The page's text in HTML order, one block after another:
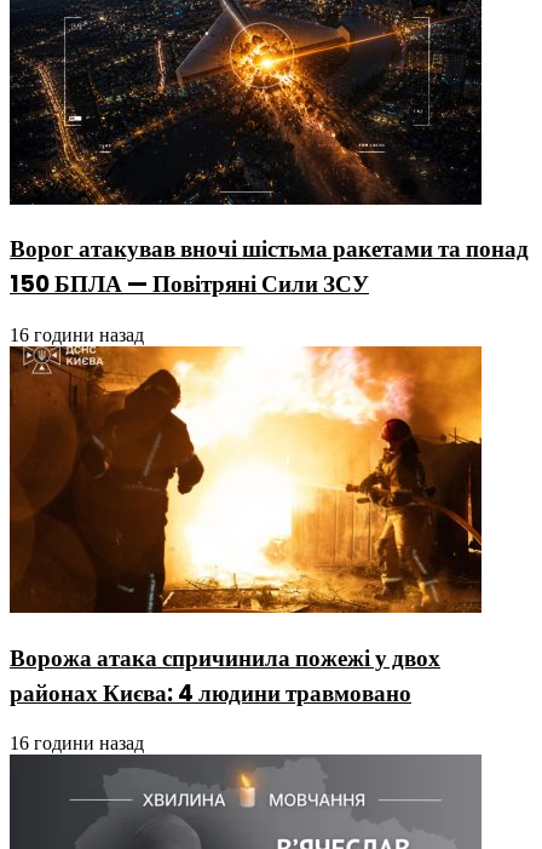
Ворог атакував вночі шістьма ракетами та понад
150 БПЛА — Повітряні Сили ЗСУ
16 години назад
Ворожа атака спричинила пожежі у двох
районах Києва: 4 людини травмовано
16 години назад